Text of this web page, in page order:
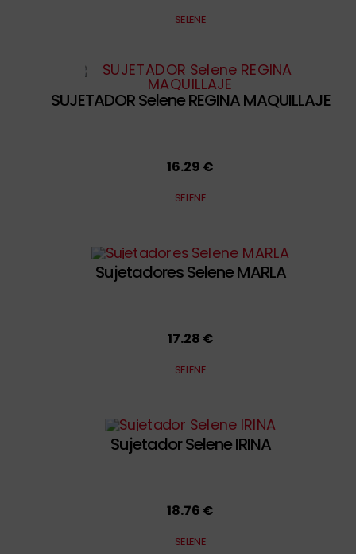
SELENE
SUJETADOR Selene REGINA MAQUILLAJE
16.29 €
SELENE
Sujetadores Selene MARLA
17.28 €
SELENE
Sujetador Selene IRINA
18.76 €
SELENE